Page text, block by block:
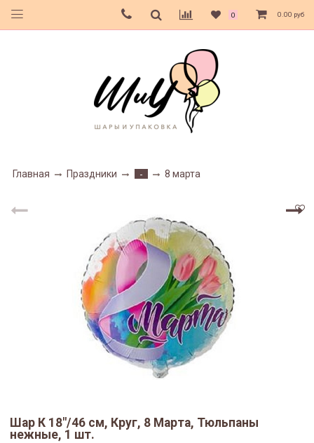
0 0.00 руб
Главная Праздники - 8 марта
Шар К 18"/46 см, Круг, 8 Марта, Тюльпаны
нежные, 1 шт.